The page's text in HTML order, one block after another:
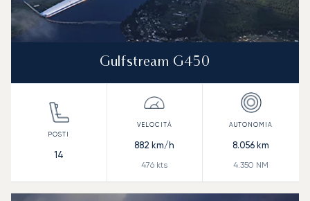
Gulfstream G450
14
882 km/h
476 kts
8.056 km
4.350 NM